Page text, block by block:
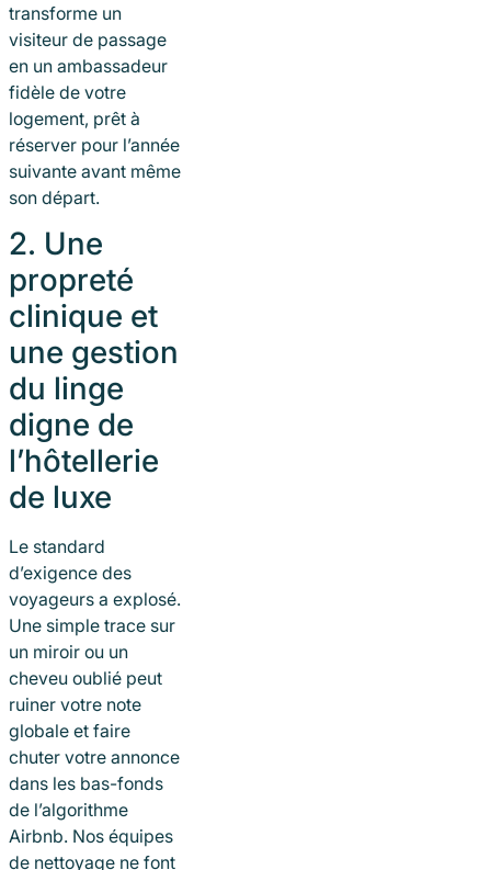
transforme un
visiteur de passage
en un ambassadeur
fidèle de votre
logement, prêt à
réserver pour l’année
suivante avant même
son départ.
2. Une
propreté
clinique et
une gestion
du linge
digne de
l’hôtellerie
de luxe
Le standard
d’exigence des
voyageurs a explosé.
Une simple trace sur
un miroir ou un
cheveu oublié peut
ruiner votre note
globale et faire
chuter votre annonce
dans les bas-fonds
de l’algorithme
Airbnb. Nos équipes
de nettoyage ne font